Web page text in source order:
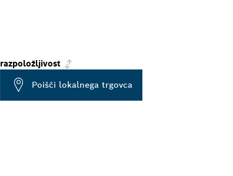
razpoložljivost
Poišči lokalnega trgovca